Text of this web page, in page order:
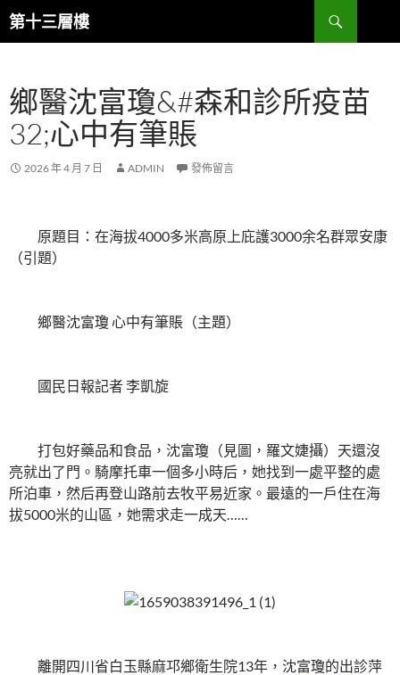
跳
至
內
容
第十三層樓
搜
尋
鄉醫沈富瓊&#森和診所疫苗
32;心中有筆賬
2026 年 4 月 7 日 ADMIN 發佈留言
原題目：在海拔4000多米高原上庇護3000余名群眾安康
（引題）
鄉醫沈富瓊 心中有筆賬（主題）
國民日報記者 李凱旋
打包好藥品和食品，沈富瓊（見圖，羅文婕攝）天還沒
亮就出了門。騎摩托車一個多小時后，她找到一處平整的處
所泊車，然后再登山路前去牧平易近家。最遠的一戶住在海
拔5000米的山區，她需求走一成天……
離開四川省白玉縣麻邛鄉衛生院13年，沈富瓊的出診萍